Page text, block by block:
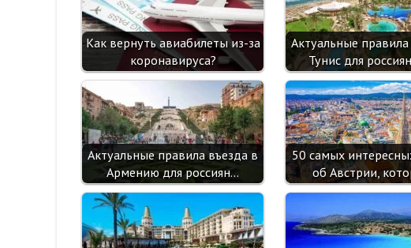
Как вернуть авиабилеты из-за
коронавируса?
Актуальные
Тунис для
Актуальные правила въезда в
Армению для россиян…
50 самых
об Австрии,